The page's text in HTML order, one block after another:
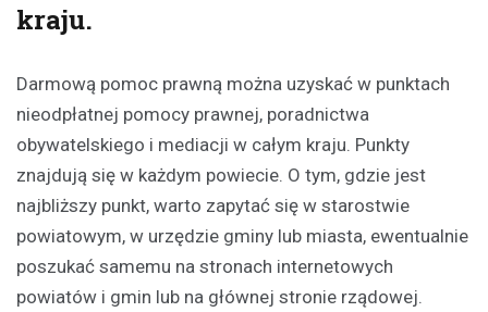
kraju.
Darmową pomoc prawną można uzyskać w punktach
nieodpłatnej pomocy prawnej, poradnictwa
obywatelskiego i mediacji w całym kraju. Punkty
znajdują się w każdym powiecie. O tym, gdzie jest
najbliższy punkt, warto zapytać się w starostwie
powiatowym, w urzędzie gminy lub miasta, ewentualnie
poszukać samemu na stronach internetowych
powiatów i gmin lub na głównej stronie rządowej.